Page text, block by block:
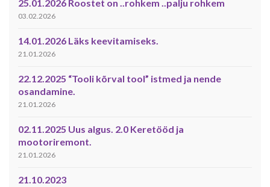
25.01.2026 Roostet on ..rohkem ..palju rohkem
03.02.2026
14.01.2026 Läks keevitamiseks.
21.01.2026
22.12.2025 “Tooli kõrval tool” istmed ja nende
osandamine.
21.01.2026
02.11.2025 Uus algus. 2.0 Keretööd ja
mootoriremont.
21.01.2026
21.10.2023